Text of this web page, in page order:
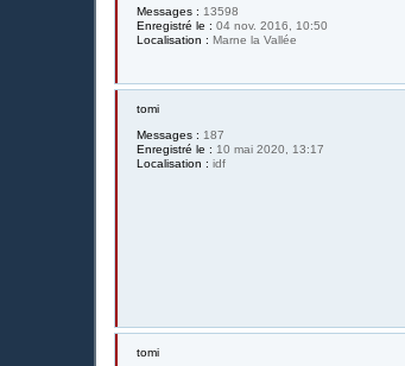
Messages : 13598
Enregistré le : 04 nov. 2016, 10:50
Localisation : Marne la Vallée
tomi
Messages : 187
Enregistré le : 10 mai 2020, 13:17
Localisation : idf
tomi